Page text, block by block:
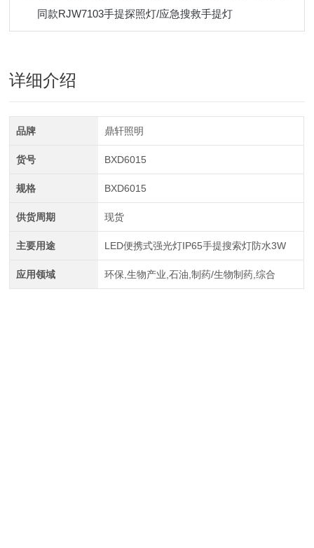
同款RJW7103手提探照灯/应急搜救手提灯
详细介绍
品牌 鼎轩照明
货号 BXD6015
规格 BXD6015
供货周期 现货
主要用途 LED便携式强光灯IP65手提搜索灯防水3W
应用领域 环保,生物产业,石油,制药/生物制药,综合